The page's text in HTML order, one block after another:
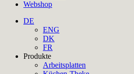
Webshop
DE
ENG
DK
FR
Produkte
Arbeitsplatten